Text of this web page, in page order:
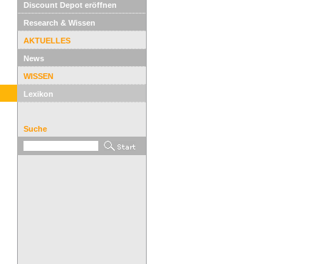
Discount Depot eröffnen
Research & Wissen
AKTUELLES
News
WISSEN
Lexikon
Suche